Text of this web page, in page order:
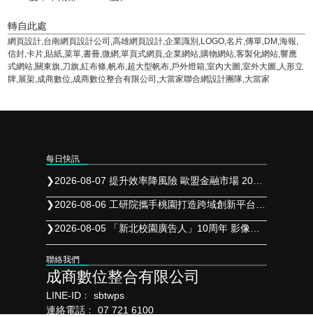
轉自此處
網頁設計,台南網頁設計公司,高雄網頁設計,企業識別,LOGO,名片,傳單,DM,海報,
信封,卡片,貼紙,菜單,書冊,微網,單頁式網頁,企業網站,購物網站,客製化網站,響應
式網站,關東旗,刀旗,紅布條,帆布,超大型帆布,戶外燈箱,室內大圖,室外大圖,人形立
牌,展架,成商數位,成商數位整合有限公司,大當家聯合網設計團隊,大當家
每日快訊
❯2026-08-07 提升效率降風險 歐盟金融市場 2027 年實施 T+1 結算
❯2026-08-06 工研院攜手桃園打造跨域創新平台 共拓全球商機
❯2026-08-05 「新北校園廣告人」10周年 影像講座再升級 特邀學長姐傳承經驗
聯絡我們
成商數位整合有限公司
LINE-ID﹕
sbtwps
連絡電話﹕
07 721 6100